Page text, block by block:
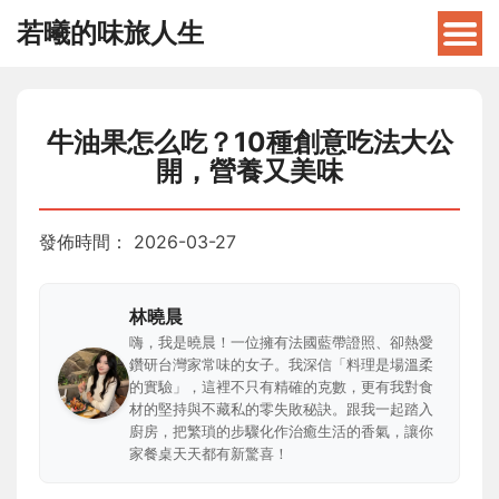
若曦的味旅人生
牛油果怎么吃？10種創意吃法大公
開，營養又美味
發佈時間： 2026-03-27
林曉晨
嗨，我是曉晨！一位擁有法國藍帶證照、卻熱愛
鑽研台灣家常味的女子。我深信「料理是場溫柔
的實驗」，這裡不只有精確的克數，更有我對食
材的堅持與不藏私的零失敗秘訣。跟我一起踏入
廚房，把繁瑣的步驟化作治癒生活的香氣，讓你
家餐桌天天都有新驚喜！